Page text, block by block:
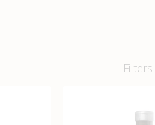
Filters